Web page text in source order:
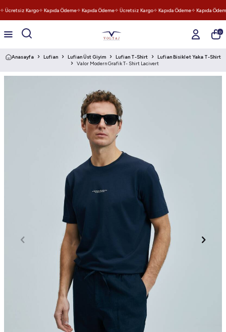
Ücretsiz Kargo✧ Kapıda Ödeme✧ Kapıda Ödeme✧ Ücretsiz Kargo✧ Kapıda Ödeme✧ Kapıda Ödeme
0
Anasayfa Lufian Lufian Üst Giyim Lufian T-Shirt
Lufian Bisiklet Yaka T-Shirt
Valor Modern Grafik T- Shirt Lacivert